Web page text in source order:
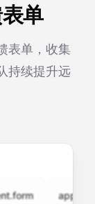
单
表单，收集
持续提升远